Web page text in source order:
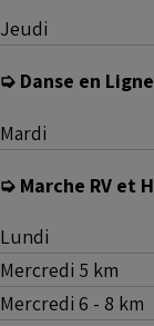
Jeudi
➭ Danse en
Mardi
➭ Marche RV et
Lundi
Mercredi 5 km
Mercredi 6 - 8 km